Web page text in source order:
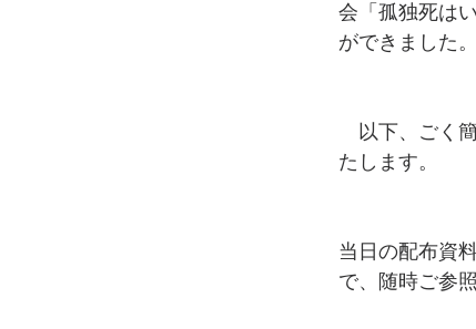
会「孤独死は
ができました。
以下、ごく
たします。
当日の配布資
で、随時ご参